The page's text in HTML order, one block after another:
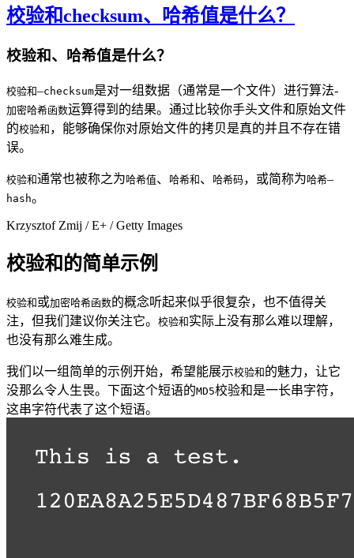
校验和checksum、哈希值是什么？
校验和、哈希值是什么？
校验和–checksum是对一组数据（通常是一个文件）进行算法-
加密哈希函数运算得到的结果。通过比较你手头文件和原始文件
的校验和 ，能够确保你对原始文件的拷贝是真的并且不存在错
误。
校验和通常也被称之为哈希值、 哈希和、 哈希码，或简称为哈希–
hash。
Krzysztof Zmij / E+ / Getty Images
校验和的简单示例
校验和 或加密哈希函数的概念听起来似乎很复杂，也不值得关
注，但我们建议你关注它。 校验和 实际上没有那么难以理解，
也没有那么难生成。
我们以一组简单的示例开始，希望能展示校验和 的魅力，让它
没那么令人生畏。下面这个短语的MD5校验和是一长串字符，
这串字符代表了这个短语。